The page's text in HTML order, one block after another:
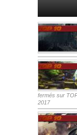
fermés sur
2017